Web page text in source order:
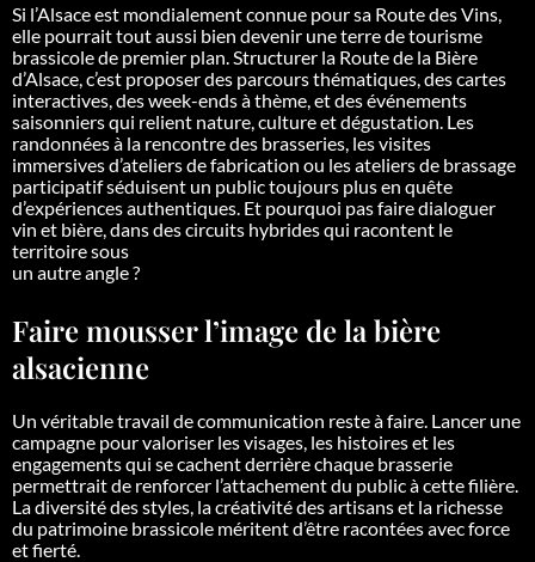
Si l’Alsace est mondialement connue pour sa Route des Vins,
elle pourrait tout aussi bien devenir une terre de tourisme
brassicole de premier plan. Structurer la Route de la Bière
d’Alsace, c’est proposer des parcours thématiques, des cartes
interactives, des week-ends à thème, et des événements
saisonniers qui relient nature, culture et dégustation. Les
randonnées à la rencontre des brasseries, les visites
immersives d’ateliers de fabrication ou les ateliers de brassage
participatif séduisent un public toujours plus en quête
d’expériences authentiques. Et pourquoi pas faire dialoguer
vin et bière, dans des circuits hybrides qui racontent le
territoire sous
un autre angle ?
Faire mousser l’image de la bière
alsacienne
Un véritable travail de communication reste à faire. Lancer une
campagne pour valoriser les visages, les histoires et les
engagements qui se cachent derrière chaque brasserie
permettrait de renforcer l’attachement du public à cette filière.
La diversité des styles, la créativité des artisans et la richesse
du patrimoine brassicole méritent d’être racontées avec force
et fierté.